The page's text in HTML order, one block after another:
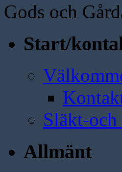
Gods och
Start/
Släkt-och
Allmänt